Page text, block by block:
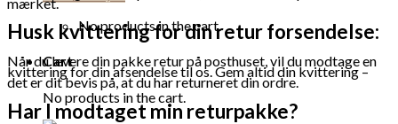
No products in the cart.
Cart
No products in the cart.
Husk kvittering for din retur forsendelse:
Når du levere din pakke retur på posthuset, vil du modtage en
kvittering for din afsendelse til os. Gem altid din kvittering –
det er dit bevis på, at du har returneret din ordre.
Har I modtaget min returpakke?